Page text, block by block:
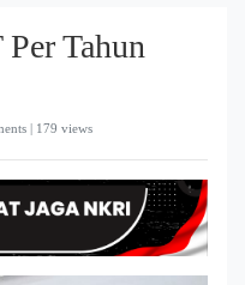
Tahun
| 179 views